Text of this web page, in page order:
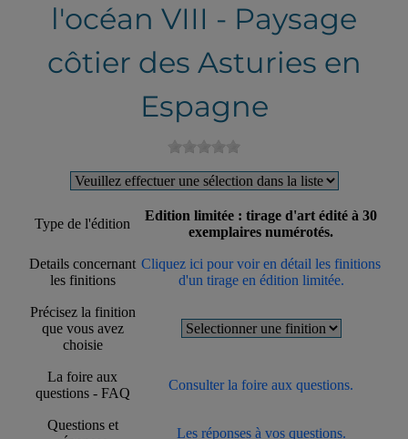
l'océan VIII - Paysage
côtier des Asturies en
Espagne
Type de l'édition
Edition limitée : tirage d'art édité à 30
exemplaires numérotés.
Details concernant
les finitions
Cliquez ici pour voir en détail les finitions
d'un tirage en édition limitée.
Précisez la finition
que vous avez
choisie
La foire aux
questions - FAQ
Consulter la foire aux questions.
Questions et
Les réponses à vos questions.